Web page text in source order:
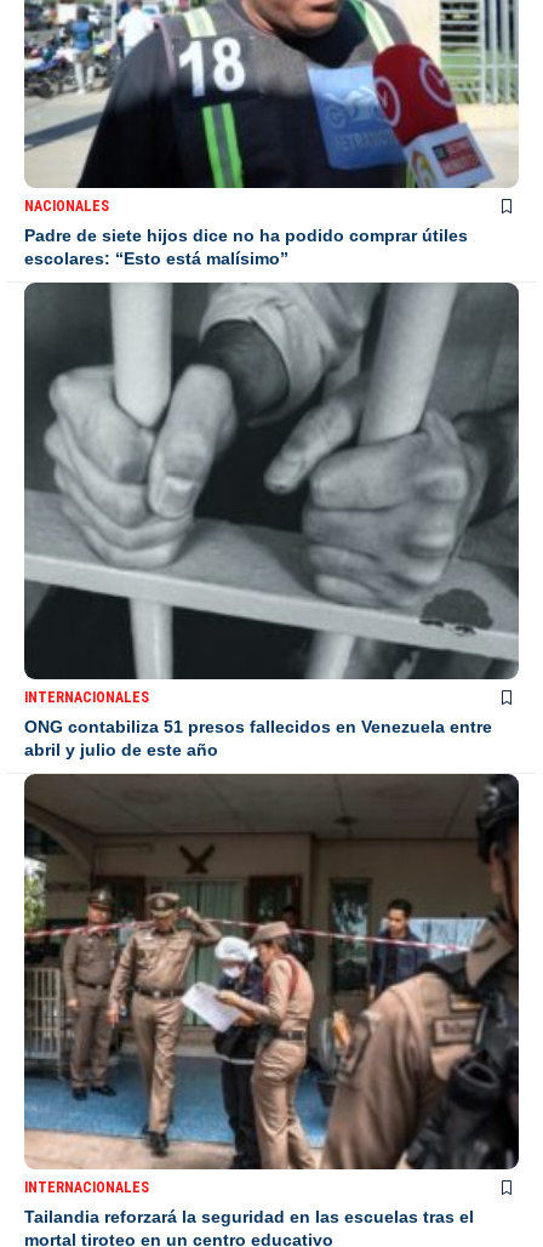
NACIONALES
Padre de siete hijos dice no ha podido comprar útiles
escolares: “Esto está malísimo”
INTERNACIONALES
ONG contabiliza 51 presos fallecidos en Venezuela entre
abril y julio de este año
INTERNACIONALES
Tailandia reforzará la seguridad en las escuelas tras el
mortal tiroteo en un centro educativo